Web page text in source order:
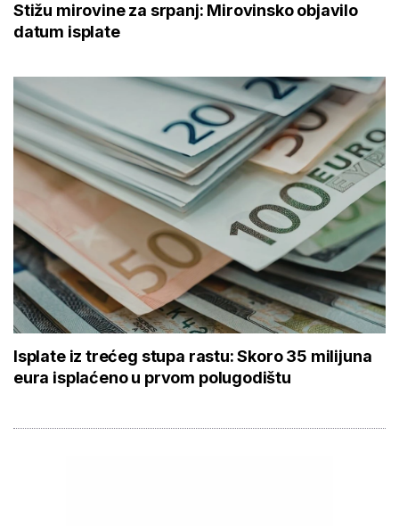
Stižu mirovine za srpanj: Mirovinsko objavilo
datum isplate
Isplate iz trećeg stupa rastu: Skoro 35 milijuna
eura isplaćeno u prvom polugodištu